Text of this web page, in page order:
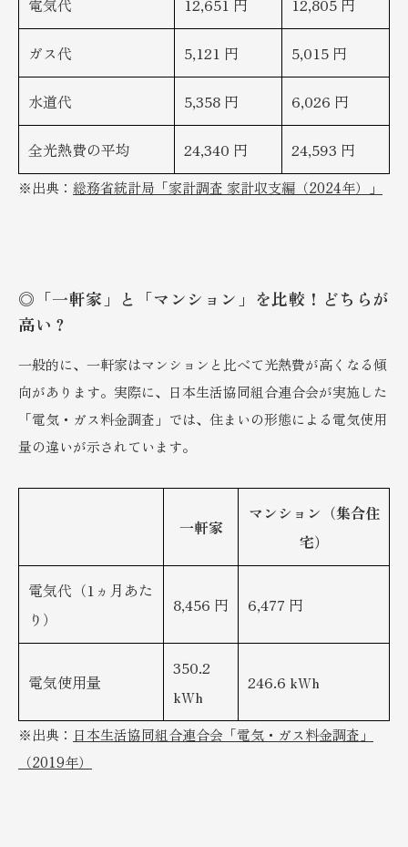
電気代 12,651 円 12,805 円
ガス代 5,121 円 5,015 円
水道代 5,358 円 6,026 円
全光熱費の平均 24,340 円 24,593 円
※出典： 総務省統計局「家計調査 家計収支編（2024年）」
◎「一軒家」と「マンション」を比較！どちらが
高い？
一般的に、一軒家はマンションと比べて光熱費が高くなる傾
向があります。実際に、日本生活協同組合連合会が実施した
「電気・ガス料金調査」では、住まいの形態による電気使用
量の違いが示されています。
一軒家
マンション（集合住
宅）
電気代（1ヵ月あた
り）
8,456 円 6,477 円
電気使用量
350.2
kWh
246.6 kWh
※出典： 日本生活協同組合連合会「電気・ガス料金調査」
（2019年）